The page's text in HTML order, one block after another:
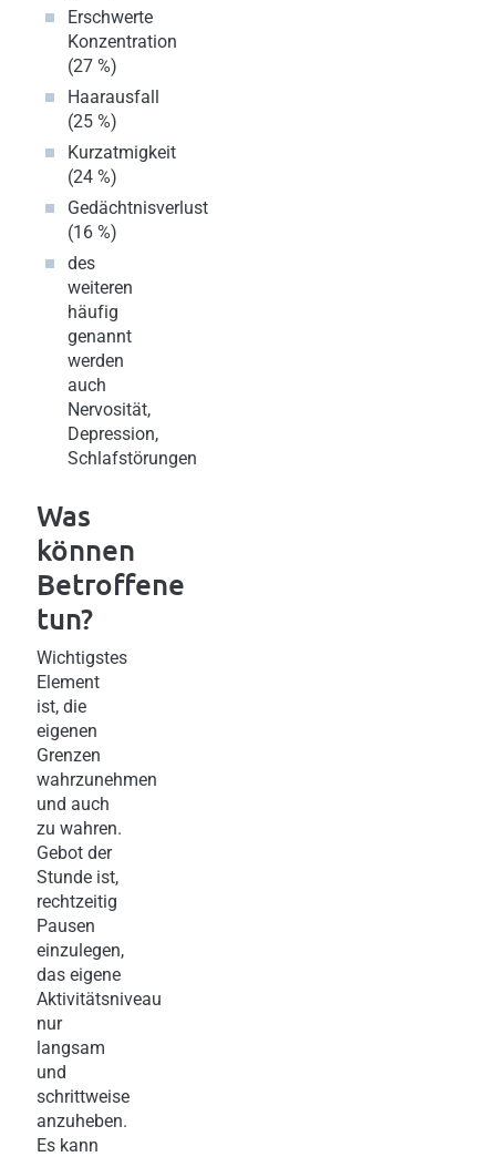
Erschwerte
Konzentration
(27 %)
Haarausfall
(25 %)
Kurzatmigkeit
(24 %)
Gedächtnisverlust
(16 %)
des
weiteren
häufig
genannt
werden
auch
Nervosität,
Depression,
Schlafstörungen
Was
können
Betroffene
tun?
Wichtigstes
Element
ist, die
eigenen
Grenzen
wahrzunehmen
und auch
zu wahren.
Gebot der
Stunde ist,
rechtzeitig
Pausen
einzulegen,
das eigene
Aktivitätsniveau
nur
langsam
und
schrittweise
anzuheben.
Es kann